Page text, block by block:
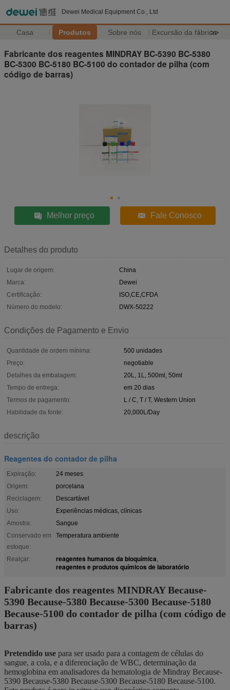
Dewei Medical Equipment Co., Ltd
Casa Produtos Sobre nós Excursão da fábrica
>>
Fabricante dos reagentes MINDRAY BC-5390 BC-5380
BC-5300 BC-5180 BC-5100 do contador de pilha (com
código de barras)
Melhor preço Fale Conosco
Detalhes do produto
Lugar de origem:
China
Marca:
Dewei
Certificação:
ISO,CE,CFDA
Número do modelo:
DWX-50222
Condições de Pagamento e Envio
Quantidade de ordem mínima:
500 unidades
Preço:
negotiable
Detalhes da embalagem:
20L, 1L, 500ml, 50ml
Tempo de entrega:
em 20 dias
Termos de pagamento:
L / C, T / T, Western Union
Habilidade da fonte:
20,000L/Day
descrição
Reagentes do contador de pilha
Expiração:
24 meses
Origem:
porcelana
Reciclagem:
Descartável
Uso:
Experiências médicas, clínicas
Amostra:
Sangue
Conservado em
estoque:
Temperatura ambiente
Realçar: reagentes humanos da bioquímica,
reagentes e produtos químicos de laboratório
Fabricante dos reagentes MINDRAY Because-
5390 Because-5380 Because-5300 Because-5180
Because-5100 do contador de pilha (com código de
barras)
Pretendido use para ser usado para a contagem de células do
sangue, a cola, e a diferenciação de WBC, determinação da
hemoglobina em analisadores da hematologia de Mindray Because-
5390 Because-5380 Because-5300 Because-5180 Because-5100.